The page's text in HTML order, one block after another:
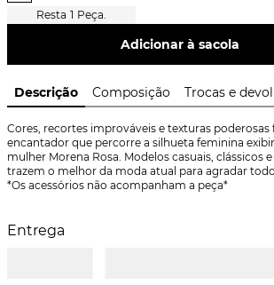
1 Peça.
Adicionar à sacola
Descrição Composição Trocas e
Cores, recortes improváveis e texturas
encantador que percorre a silhueta feminina
mulher Morena Rosa. Modelos casuais, clássicos
trazem o melhor da moda atual para agradar
*Os acessórios não acompanham a peça*
Entrega